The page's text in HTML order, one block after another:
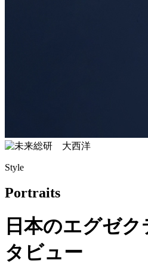
Style
Portraits
日本のエグゼ
タビュー